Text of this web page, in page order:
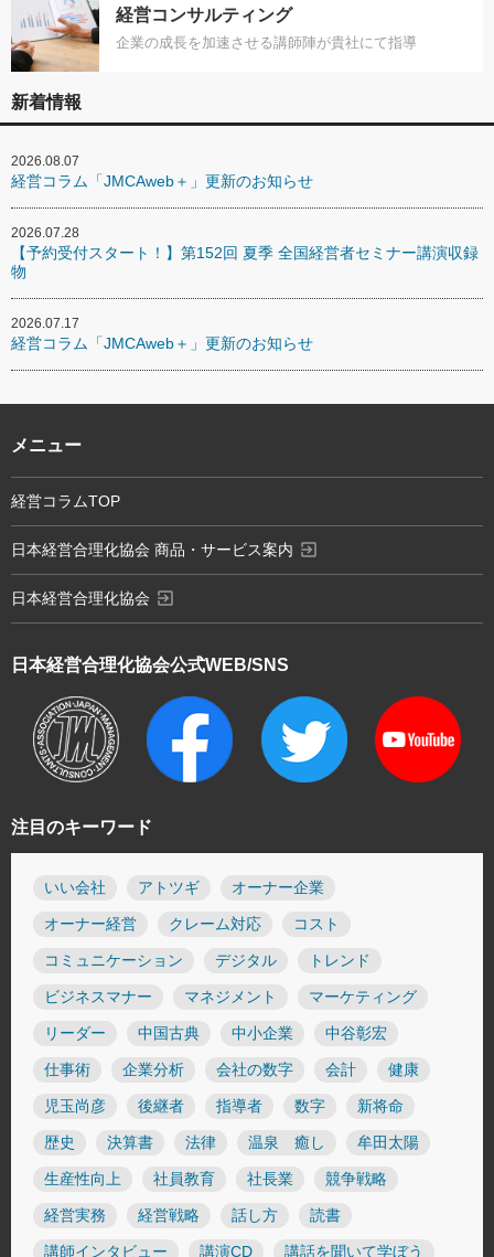
経営コンサルティング
企業の成長を加速させる講師陣が貴社にて指導
新着情報
2026.08.07
経営コラム「JMCAweb＋」更新のお知らせ
2026.07.28
【予約受付スタート！】第152回 夏季 全国経営者セミナー講演収録
物
2026.07.17
経営コラム「JMCAweb＋」更新のお知らせ
注目のキーワード
いい会社 アトツギ オーナー企業
オーナー経営 クレーム対応 コスト
コミュニケーション デジタル トレンド
ビジネスマナー マネジメント マーケティング
リーダー 中国古典 中小企業 中谷彰宏
仕事術 企業分析 会社の数字 会計 健康
児玉尚彦 後継者 指導者 数字 新将命
歴史 決算書 法律 温泉 癒し 牟田太陽
生産性向上 社員教育 社長業 競争戦略
経営実務 経営戦略 話し方 読書
講師インタビュー 講演CD 講話を聞いて学ぼう
日本経営合理化協会公式WEB/SNS
メニュー
経営コラムTOP
日本経営合理化協会 商品・サービス案内 exit_to_app
日本経営合理化協会 exit_to_app